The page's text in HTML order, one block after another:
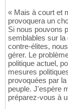
« Mais à court et
provoquera un
Si nous pouvons
semblables sur la
contre-élites,
gérer. Le
politique actuel,
mesures
provoquées par
peuple. J'espère
préparez-vous à